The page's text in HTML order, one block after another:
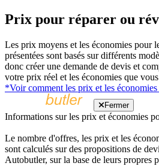
Prix pour réparer ou
Les prix moyens et les économies pour
présentées sont basés sur différents
donc créer une demande de devis et
votre prix réel et les économies que
*Voir comment les prix et les économies
Fermer
Informations sur les prix et économies
Le nombre d'offres, les prix et les
sont calculés sur des propositions de
Autobutler, sur la base de leurs propres